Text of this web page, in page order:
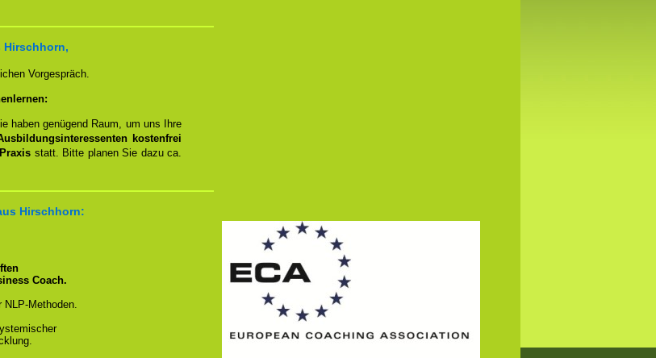
Hirschhorn,
Vorgespräch.
haben genügend Raum, um uns Ihre
kostenfrei
statt. Bitte planen Sie dazu ca.
Hirschhorn:
Coach.
NLP-Methoden.